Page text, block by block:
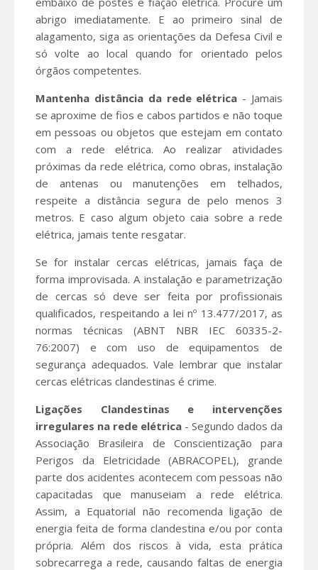
abrigo imediatamente. E ao primeiro sinal de
alagamento, siga as orientações da Defesa Civil e
só volte ao local quando for orientado pelos
órgãos competentes.
Mantenha distância da rede elétrica - Jamais
se aproxime de fios e cabos partidos e não toque
em pessoas ou objetos que estejam em contato
com a rede elétrica. Ao realizar atividades
próximas da rede elétrica, como obras, instalação
de antenas ou manutenções em telhados,
respeite a distância segura de pelo menos 3
metros. E caso algum objeto caia sobre a rede
elétrica, jamais tente resgatar.
Se for instalar cercas elétricas, jamais faça de
forma improvisada. A instalação e parametrização
de cercas só deve ser feita por profissionais
qualificados, respeitando a lei nº 13.477/2017, as
normas técnicas (ABNT NBR IEC 60335-2-
76:2007) e com uso de equipamentos de
segurança adequados. Vale lembrar que instalar
cercas elétricas clandestinas é crime.
Ligações Clandestinas e intervenções
irregulares na rede elétrica - Segundo dados da
Associação Brasileira de Conscientização para
Perigos da Eletricidade (ABRACOPEL), grande
parte dos acidentes acontecem com pessoas não
capacitadas que manuseiam a rede elétrica.
Assim, a Equatorial não recomenda ligação de
energia feita de forma clandestina e/ou por conta
própria. Além dos riscos à vida, esta prática
sobrecarrega a rede, causando faltas de energia